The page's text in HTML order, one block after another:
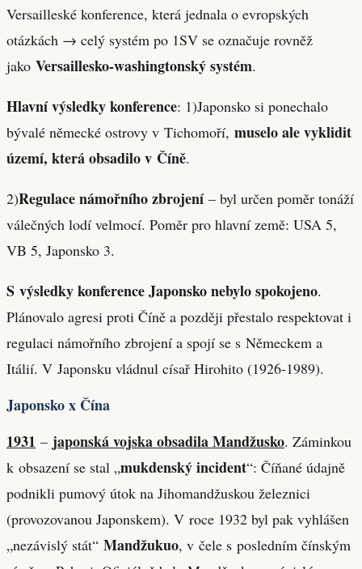
Versailleské konference, která jednala o evropských
otázkách → celý systém po 1SV se označuje rovněž
jako Versaillesko-washingtonský systém.
Hlavní výsledky konference: 1)Japonsko si ponechalo
bývalé německé ostrovy v Tichomoří, muselo ale vyklidit
území, která obsadilo v Číně.
2)Regulace námořního zbrojení– byl určen poměr tonáží
válečných lodí velmocí. Poměr pro hlavní země: USA 5,
VB 5, Japonsko 3.
S výsledky konference Japonsko nebylo spokojeno.
Plánovalo agresi proti Číně a později přestalo respektovat i
regulaci námořního zbrojení a spojí se s Německem a
Itálií. V Japonsku vládnul císař Hirohito (1926-1989).
Japonsko x Čína
1931 – japonská vojska obsadila Mandžusko. Záminkou
k obsazení se stal „mukdenský incident“: Číňané údajně
podnikli pumový útok na Jihomandžuskou železnici
(provozovanou Japonskem). V roce 1932 byl pak vyhlášen
„nezávislý stát“ Mandžukuo, v čele s posledním čínským